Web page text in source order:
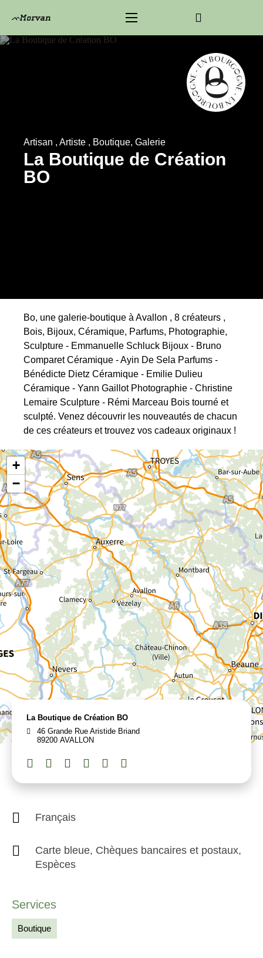
Artisan , Artiste , Boutique, Galerie
La Boutique de Création
BO
Bo, une galerie-boutique à Avallon , 8 créateurs ,
Bois, Bijoux, Céramique, Parfums, Photographie,
Sculpture - Emmanuelle Schluck Bijoux - Bruno
Comparet Céramique - Ayin De Sela Parfums -
Bénédicte Dietz Céramique - Emilie Dulieu
Céramique - Yann Gaillot Photographie - Christine
Lemaire Sculpture - Rémi Marceau Bois tourné et
sculpté. Venez découvrir les nouveautés de chacun
de ces créateurs et trouvez vos cadeaux originaux !
+
−
La Boutique de Création BO
46 Grande Rue Aristide Briand
89200 AVALLON
Français
Carte bleue, Chèques bancaires et postaux,
Espèces
Services
Boutique